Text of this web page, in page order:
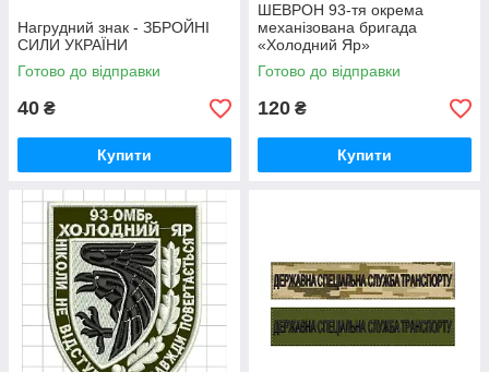
Нагрудний знак - ЗБРОЙНІ
СИЛИ УКРАЇНИ
Готово до відправки
40 ₴
Купити
ШЕВРОН 93-тя окрема
механізована бригада
«Холодний Яр»
Готово до відправки
120 ₴
Купити